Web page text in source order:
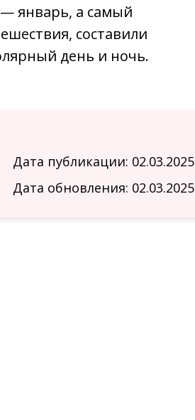
январь, а самый
составили
день и ночь.
Дата публикации: 02.03.2025
Дата обновления: 02.03.2025